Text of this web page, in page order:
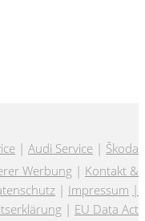
| Audi Service | Škoda
Werbung | Kontakt &
| Impressum |
| EU Data Act